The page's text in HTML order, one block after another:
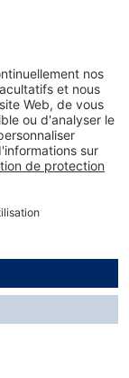
pas inclus
Des frais